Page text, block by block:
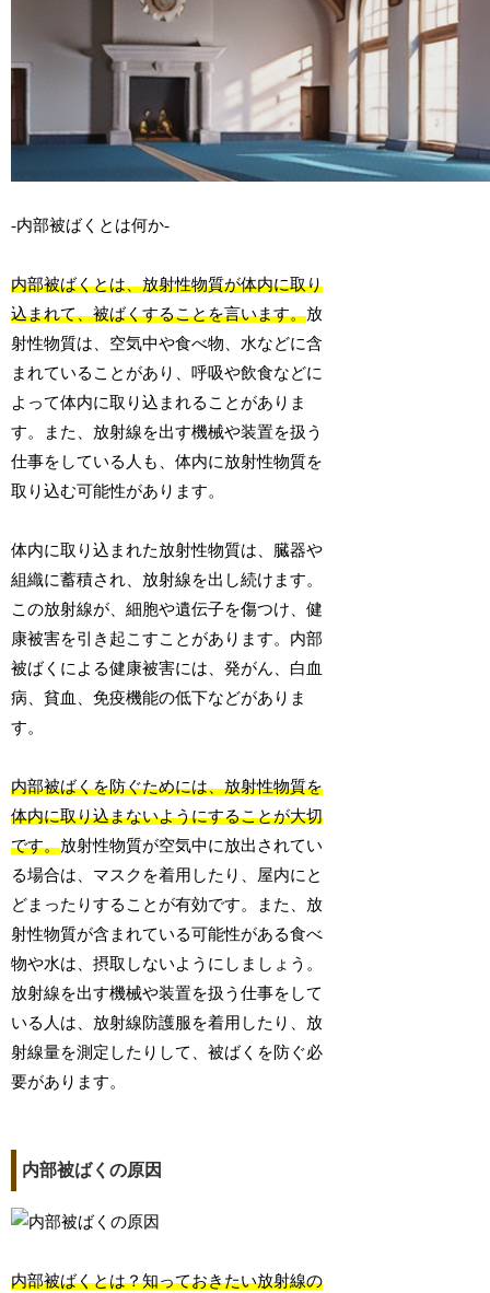
-内部被ばくとは何か-
内部被ばくとは、放射性物質が体内に取り
込まれて、被ばくすることを言います。放
射性物質は、空気中や食べ物、水などに含
まれていることがあり、呼吸や飲食などに
よって体内に取り込まれることがありま
す。また、放射線を出す機械や装置を扱う
仕事をしている人も、体内に放射性物質を
取り込む可能性があります。
体内に取り込まれた放射性物質は、臓器や
組織に蓄積され、放射線を出し続けます。
この放射線が、細胞や遺伝子を傷つけ、健
康被害を引き起こすことがあります。内部
被ばくによる健康被害には、発がん、白血
病、貧血、免疫機能の低下などがありま
す。
内部被ばくを防ぐためには、放射性物質を
体内に取り込まないようにすることが大切
です。放射性物質が空気中に放出されてい
る場合は、マスクを着用したり、屋内にと
どまったりすることが有効です。また、放
射性物質が含まれている可能性がある食べ
物や水は、摂取しないようにしましょう。
放射線を出す機械や装置を扱う仕事をして
いる人は、放射線防護服を着用したり、放
射線量を測定したりして、被ばくを防ぐ必
要があります。
内部被ばくの原因
内部被ばくとは？知っておきたい放射線の